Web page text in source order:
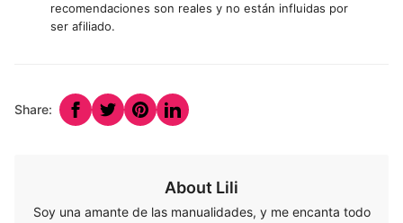
recomendaciones son reales y no están influidas por
ser afiliado.
Share:
About Lili
Soy una amante de las manualidades, y me encanta todo